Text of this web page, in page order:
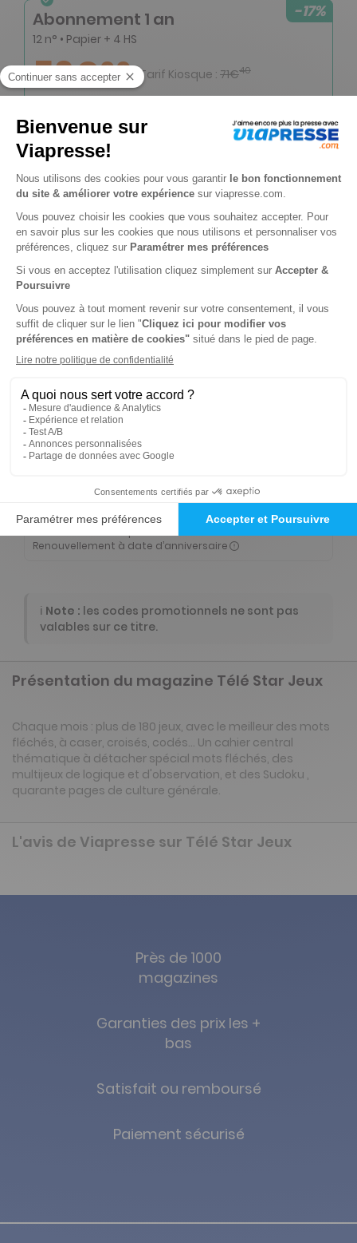
-17%
Abonnement 1 an
12 n° • Papier + 4 HS
59€00 Tarif Kiosque : 71€40
Renouvellement à date d’anniversaire
-50%
Abonnement Durée libre
Papier
1€85 Tarif Kiosque : 3€70
Prix par n° pendant 6 mois, puis 3,60 € par n°
Abonnement Durée libre
Papier + 6 HS par an à 4,30 euros
1€85 Tarif Kiosque :
Prix par n° pendant 6 mois, puis 3,60 € par n°
Tarif France métropolitaine
Abonnement 1 an
39€00 Tarif Kiosque :44€40
Renouvellement à date d’anniversaire
ℹ️ Note : les codes promotionnels ne sont pas
valables sur ce titre.
Présentation du magazine Télé Star Jeux
Chaque mois : plus de 180 jeux, avec le meilleur des mots
fléchés, à caser, croisés, codés... Un cahier central
thématique à détacher spécial mots fléchés, des
multijeux de logique et d'observation, et des Sudoku ,
quarante pages de culture générale.
L'avis de Viapresse sur Télé Star Jeux
Près de 1000
magazines
Garanties des prix les +
bas
Satisfait ou remboursé
Paiement sécurisé